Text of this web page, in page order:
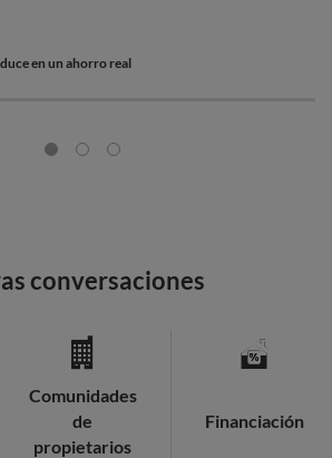
en un ahorro real
conversaciones
Comunidades
de
propietarios
Financiación